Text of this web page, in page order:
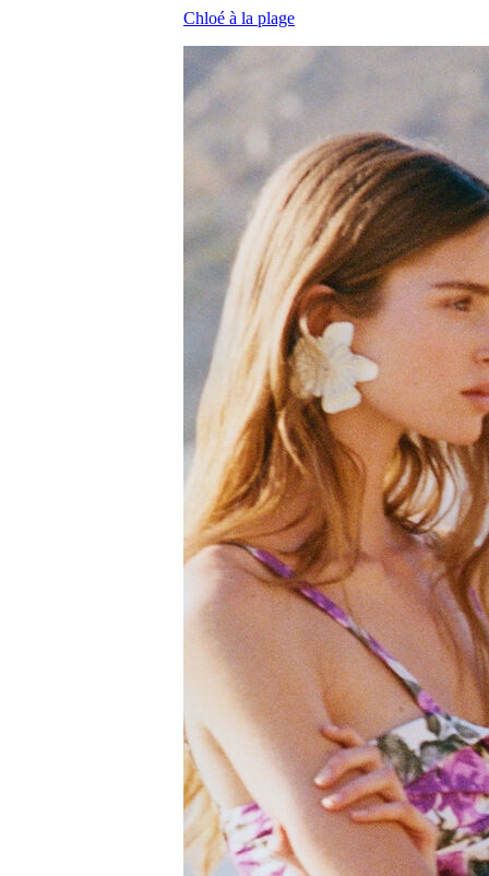
Chloé à la plage